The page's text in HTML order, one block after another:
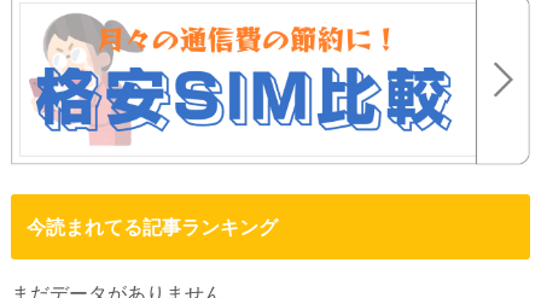
今読まれてる記事ランキング
まだデータがありません。